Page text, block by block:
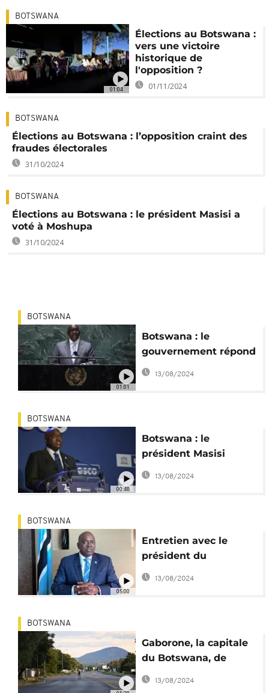
01:04
BOTSWANA
Élections au Botswana :
vers une victoire
historique de
l'opposition ?
01/11/2024
BOTSWANA
Élections au Botswana : l’opposition craint des
fraudes électorales
31/10/2024
BOTSWANA
Élections au Botswana : le président Masisi a
voté à Moshupa
31/10/2024
01:01
BOTSWANA
Botswana : le
gouvernement répond
aux attaques de l'ex-
président Khama
13/08/2024
00:48
BOTSWANA
Botswana : le
président Masisi
positif à la Covid-19
13/08/2024
05:00
BOTSWANA
Entretien avec le
président du
Botswana,
Mokgweetsi Masisi
13/08/2024
BOTSWANA
Gaborone, la capitale
du Botswana, de
nouveau sous
confinement
13/08/2024